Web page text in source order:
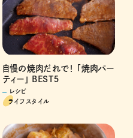
自慢の焼肉だれで！ 「焼肉パー
ティー」 BEST５
レシピ
ライフスタイル